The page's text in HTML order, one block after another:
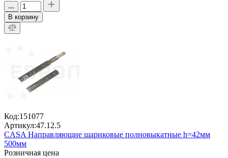
В корзину
Код:151077
Артикул:47.12.5
CASA Направляющие шариковые полновыкатные h=42мм
500мм
Розничная цена